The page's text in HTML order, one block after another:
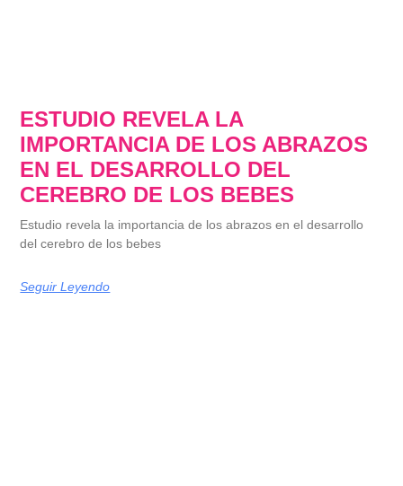
ESTUDIO REVELA LA
IMPORTANCIA DE LOS ABRAZOS
EN EL DESARROLLO DEL
CEREBRO DE LOS BEBES
Estudio revela la importancia de los abrazos en el desarrollo
del cerebro de los bebes
Seguir Leyendo